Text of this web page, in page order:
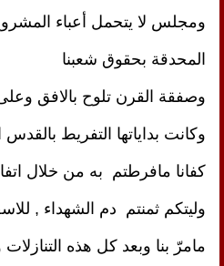
المحدقة بحقوق شعبنا
وصفقة القرن تلوح بالافق
وكانت بداياتها التفريط
كفانا مافرطتم  به من خلال